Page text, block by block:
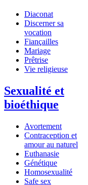
Diaconat
Discerner sa
vocation
Fiançailles
Mariage
Prêtrise
Vie religieuse
Sexualité et
bioéthique
Avortement
Contraception et
amour au naturel
Euthanasie
Génétique
Homosexualité
Safe sex